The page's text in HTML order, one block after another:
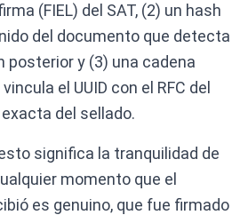
(FIEL) del SAT, (2) un hash
del documento que detecta
posterior y (3) una cadena
el UUID con el RFC del
del sellado.
significa la tranquilidad de
momento que el
es genuino, que fue firmado